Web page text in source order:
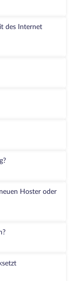
des Internet
Hoster oder